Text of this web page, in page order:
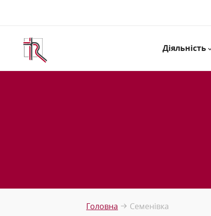
Діяльність
Головна Семенівка